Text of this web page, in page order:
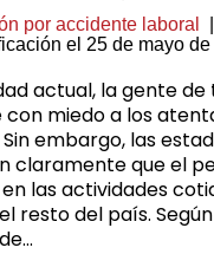
por accidente laboral
el 25 de mayo
actual, la gente de
con miedo a los
embargo, las
claramente que el
las actividades
resto del país.